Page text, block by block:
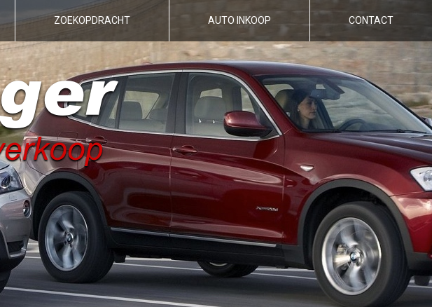
ZOEKOPDRACHT AUTO INKOOP CONTACT